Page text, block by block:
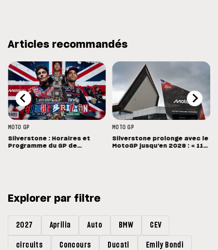
Articles recommandés
MOTO GP
Silverstone : Horaires et
Programme du GP de
MOTO GP
Silverstone prolonge avec le
MotoGP jusqu'en 2028 : « 11
Explorer par filtre
2027 Aprilia Auto BMW CEV
circuits Concours Ducati Emily Bondi